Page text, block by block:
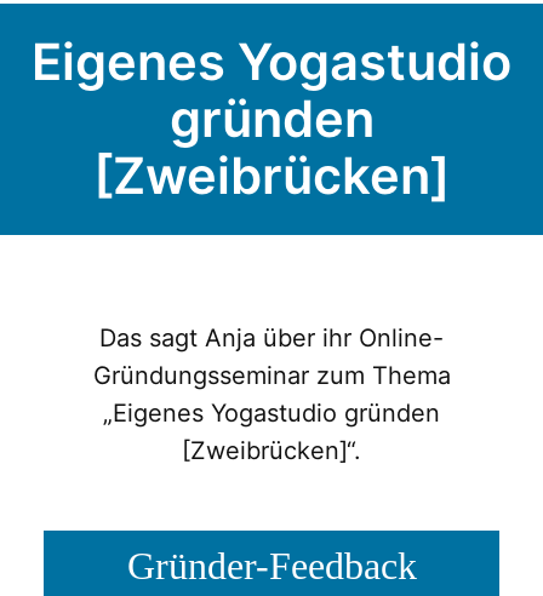
Eigenes Yogastudio
gründen
[Zweibrücken]
Das sagt Anja über ihr Online-
Gründungsseminar zum Thema
„Eigenes Yogastudio gründen
[Zweibrücken]“.
Gründer-Feedback